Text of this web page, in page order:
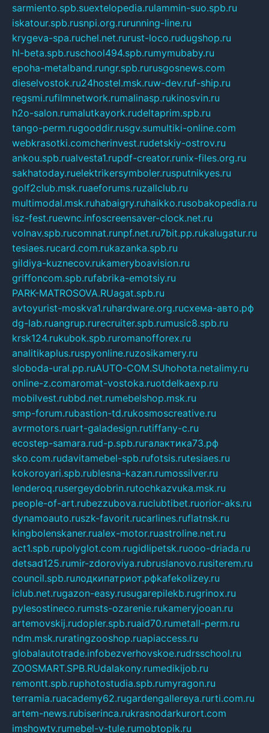
sarmiento.spb.suextelopedia.rulammin-suo.spb.ru
iskatour.spb.rusnpi.org.rurunning-line.ru
krygeva-spa.ruchel.net.rurust-loco.rudugshop.ru
hl-beta.spb.ruschool494.spb.rumymubaby.ru
epoha-metalband.rungr.spb.rurusgosnews.com
dieselvostok.ru24hostel.msk.ruw-dev.ruf-ship.ru
regsmi.rufilmnetwork.rumalinasp.rukinosvin.ru
h2o-salon.rumalutkayork.rudeltaprim.spb.ru
tango-perm.rugooddir.rusgv.sumultiki-online.com
webkrasotki.comcherinvest.rudetskiy-ostrov.ru
ankou.spb.rualvesta1.rupdf-creator.runix-files.org.ru
sakhatoday.ruelektrikersymboler.rusputnikyes.ru
golf2club.msk.ruaeforums.ruzallclub.ru
multimodal.msk.ruhabaigry.ruhaikko.rusobakopedia.ru
isz-fest.ruewnc.infoscreensaver-clock.net.ru
volnav.spb.rucomnat.runpf.net.ru7bit.pp.rukalugatur.ru
tesiaes.rucard.com.rukazanka.spb.ru
gildiya-kuznecov.rukameryboavision.ru
griffoncom.spb.rufabrika-emotsiy.ru
PARK-MATROSOVA.RUagat.spb.ru
avtoyurist-moskva1.ruhardware.org.ruсхема-авто.рф
dg-lab.ruangrup.rurecruiter.spb.rumusic8.spb.ru
krsk124.rukubok.spb.ruromanofforex.ru
analitikaplus.ruspyonline.ruzosikamery.ru
sloboda-ural.pp.ruAUTO-COM.SUhohota.netalimy.ru
online-z.comaromat-vostoka.ruotdelkaexp.ru
mobilvest.rubbd.net.rumebelshop.msk.ru
smp-forum.rubastion-td.rukosmoscreative.ru
avrmotors.ruart-galadesign.rutiffany-c.ru
ecostep-samara.rud-p.spb.ruгалактика73.рф
sko.com.rudavitamebel-spb.rufotsis.rutesiaes.ru
kokoroyari.spb.rublesna-kazan.rumossilver.ru
lenderoq.rusergeydobrin.rutochkazvuka.msk.ru
people-of-art.rubezzubova.ruclubtibet.ruorior-aks.ru
dynamoauto.ruszk-favorit.rucarlines.ruflatnsk.ru
kingbolenskaner.rualex-motor.ruastroline.net.ru
act1.spb.rupolyglot.com.rugidlipetsk.ruooo-driada.ru
detsad125.rumir-zdoroviya.rubruslanovo.rusiterem.ru
council.spb.ruлодкипатриот.рфkafekolizey.ru
iclub.net.rugazon-easy.rusugarepilekb.rugrinox.ru
pylesostineco.rumsts-ozarenie.rukameryjooan.ru
artemovskij.rudopler.spb.ruaid70.rumetall-perm.ru
ndm.msk.ruratingzooshop.ruapiaccess.ru
globalautotrade.infobezverhovskoe.rudrsschool.ru
ZOOSMART.SPB.RUdalakony.rumedikijob.ru
remontt.spb.ruphotostudia.spb.rumyragon.ru
terramia.ruacademy62.rugardengallereya.rurti.com.ru
artem-news.rubiserinca.rukrasnodarkurort.com
imshowtv.rumebel-v-tule.rumobtopik.ru